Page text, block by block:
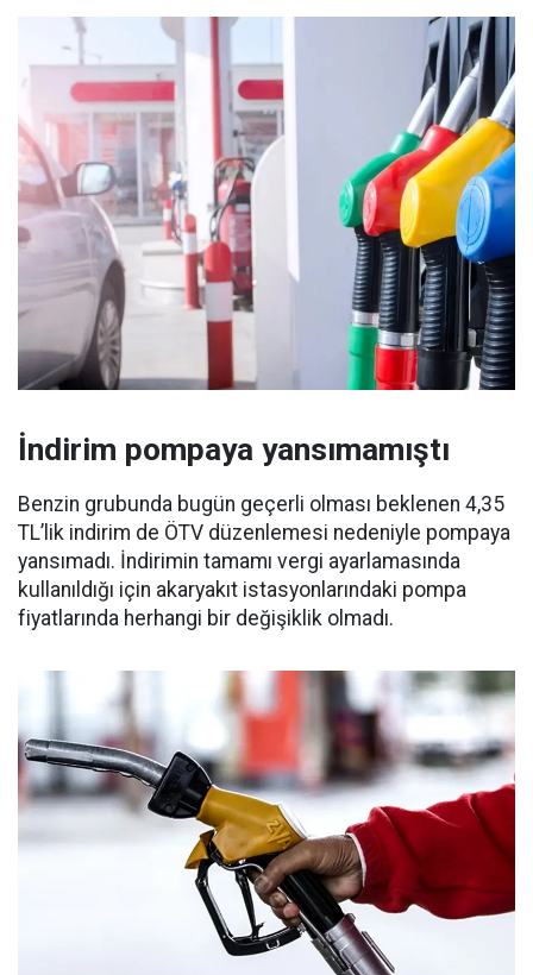
İndirim pompaya yansımamıştı
Benzin grubunda bugün geçerli olması beklenen 4,35
TL’lik indirim de ÖTV düzenlemesi nedeniyle pompaya
yansımadı. İndirimin tamamı vergi ayarlamasında
kullanıldığı için akaryakıt istasyonlarındaki pompa
fiyatlarında herhangi bir değişiklik olmadı.